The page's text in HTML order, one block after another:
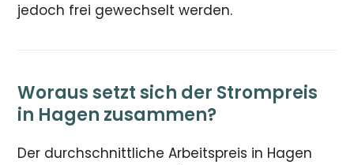
jedoch frei gewechselt werden.
Woraus setzt sich der Strompreis
in Hagen zusammen?
Der durchschnittliche Arbeitspreis in Hagen